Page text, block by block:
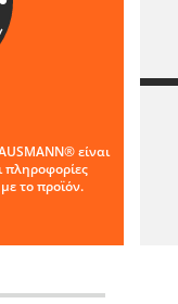
είναι
πληροφορίες
το προϊόν.